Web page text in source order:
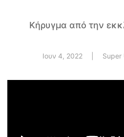
Κήρυγμα από την
Ιουν 4, 2022 | Super